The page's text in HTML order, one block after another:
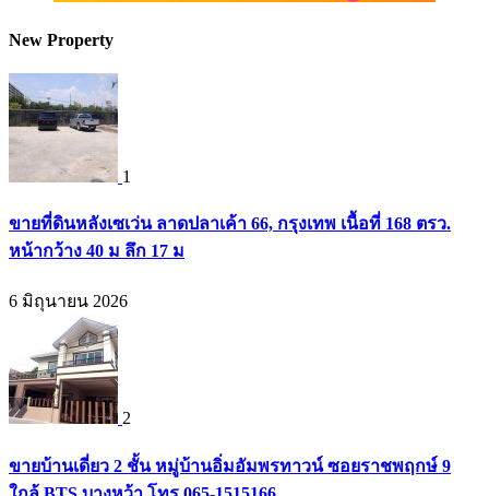
New Property
1
ขายที่ดินหลังเซเว่น ลาดปลาเค้า 66, กรุงเทพ เนื้อที่ 168 ตรว.
หน้ากว้าง 40 ม ลึก 17 ม
6 มิถุนายน 2026
2
ขายบ้านเดี่ยว 2 ชั้น หมู่บ้านอิ่มอัมพรทาวน์ ซอยราชพฤกษ์ 9